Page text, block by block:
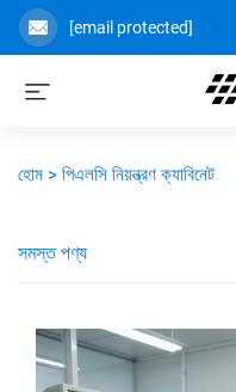
[email protected]
হোম > পিএলসি নিয়ন্ত্রণ ক্যাবিনেট
সমস্ত পণ্য